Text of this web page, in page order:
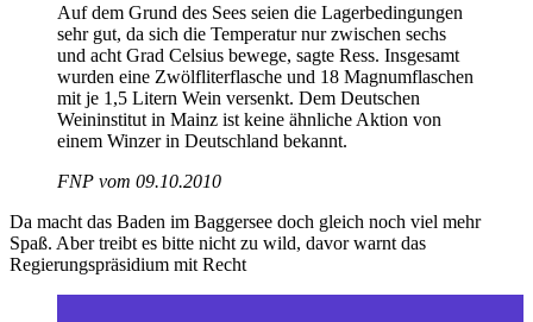
Auf dem Grund des Sees seien die Lagerbedingungen
sehr gut, da sich die Temperatur nur zwischen sechs
und acht Grad Celsius bewege, sagte Ress. Insgesamt
wurden eine Zwölfliterflasche und 18 Magnumflaschen
mit je 1,5 Litern Wein versenkt. Dem Deutschen
Weininstitut in Mainz ist keine ähnliche Aktion von
einem Winzer in Deutschland bekannt.
FNP vom 09.10.2010
Da macht das Baden im Baggersee doch gleich noch viel mehr
Spaß. Aber treibt es bitte nicht zu wild, davor warnt das
Regierungspräsidium mit Recht